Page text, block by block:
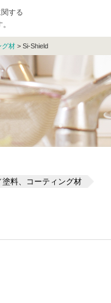
する
グ材 > Si-Shield
料、コーティング材